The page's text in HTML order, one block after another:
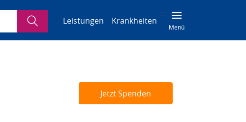
SucheLeistungen Krankheiten
Menü
Jetzt Spenden